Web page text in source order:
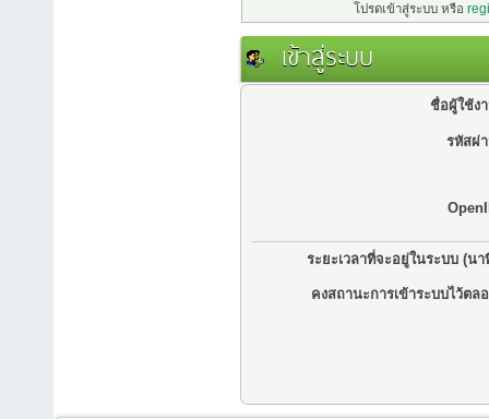
โปรดเข้าสู่ระบบ หรือ
เข้าสู่ระบบ
ชื่อผู้ใช้ง
รหัสผ่
ระยะเวลาที่จะอยู่ในระบบ (นา
คงสถานะการเข้าระบบไว้ตล